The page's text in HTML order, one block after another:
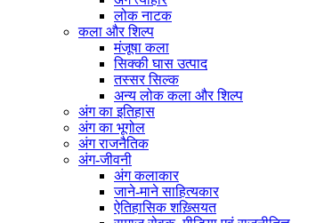
लोक नाटक
कला और शिल्प
मंजूषा कला
सिक्की घास उत्पाद
तस्सर सिल्क
अन्य लोक कला और शिल्प
अंग का इतिहास
अंग का भूगोल
अंग राजनैतिक
अंग-जीवनी
अंग कलाकार
जाने-माने साहित्यकार
ऐतिहासिक शख़्सियत